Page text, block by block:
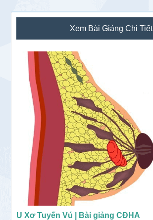
Sidebar
chính
Xem Bài Giảng Chi Tiết
U Xơ Tuyến Vú | Bài giảng CĐHA